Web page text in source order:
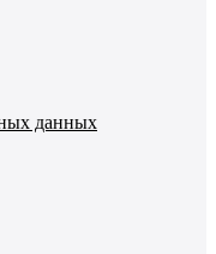
данных